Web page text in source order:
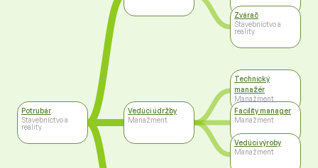
Potrubár
Stavebníctvo a
reality
Vedúci údržby
Manažment
Zvárač
Stavebníctvo a
reality
Technický
manažér
Manažment
Facility manager
Manažment
Vedúci výroby
Manažment